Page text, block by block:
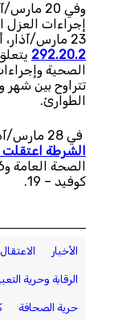
وفي 20
23 مارس/آذار، أصدر البرلمان
292.20.2
الصحية
تتراوح بين
الطوارئ.
في 28 مارس/آذار، أفاد رئيس ديوان النيابة العامة
الشرطة اعتقلت 450
كوفيد – 19.
الأخبار الاعتقال
الرقابة وحرية
حرية الصحافة